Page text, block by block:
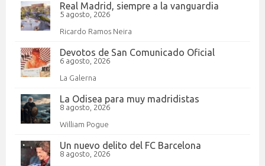
Real Madrid, siempre a la vanguardia
5 agosto, 2026
Ricardo Ramos Neira
Devotos de San Comunicado Oficial
6 agosto, 2026
La Galerna
La Odisea para muy madridistas
8 agosto, 2026
William Pogue
Un nuevo delito del FC Barcelona
8 agosto, 2026